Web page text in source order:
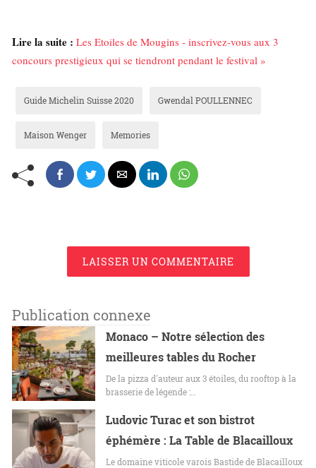
Lire la suite : Les Etoiles de Mougins - inscrivez-vous aux 3
concours prestigieux qui se tiendront pendant le festival »
Guide Michelin Suisse 2020 Gwendal POULLENNEC
Maison Wenger Memories
LAISSER UN COMMENTAIRE
Publication connexe
Monaco – Notre sélection des
meilleures tables du Rocher
De la pizza d'auteur aux 3 étoiles, du rooftop à la
brasserie de légende :…
Ludovic Turac et son bistrot
éphémère : La Table de Blacailloux
Le domaine viticole varois Bastide de Blacailloux